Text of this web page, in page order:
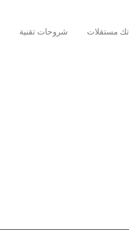
تك مستقلات شروحات تقنية